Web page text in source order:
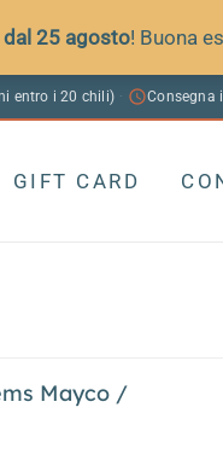
dal 25 agosto! Buona
entro i 20 chili) · Consegna
GIFT CARD
Mayco /